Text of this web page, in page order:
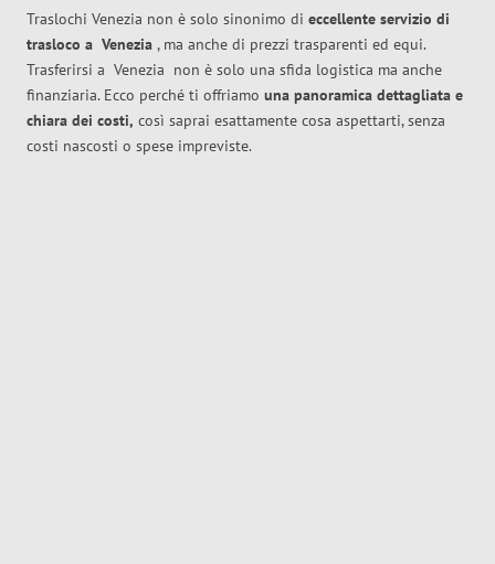
Traslochi Venezia non è solo sinonimo di eccellente servizio di
trasloco a Venezia , ma anche di prezzi trasparenti ed equi.
Trasferirsi a Venezia non è solo una sfida logistica ma anche
finanziaria. Ecco perché ti offriamo una panoramica dettagliata e
chiara dei costi, così saprai esattamente cosa aspettarti, senza
costi nascosti o spese impreviste.